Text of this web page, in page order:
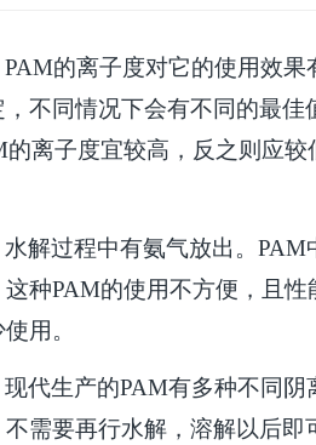
PAM的离子度对它的使用效
，不同情况下会有不同的最
的离子度宜较高，反之则应
水解过程中有氨气放出。 PAM
这种PAM的使用不方便，且性
用。
现代生产的PAM有多种不同阴
不需要再行水解，溶解以后